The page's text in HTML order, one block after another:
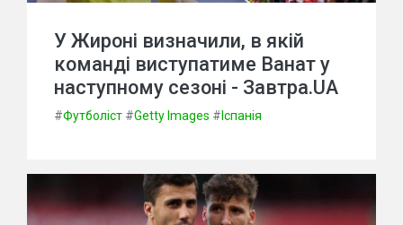
У Жироні визначили, в якій
команді виступатиме Ванат у
наступному сезоні - Завтра.UA
#Футболіст #Getty Images # Іспанія